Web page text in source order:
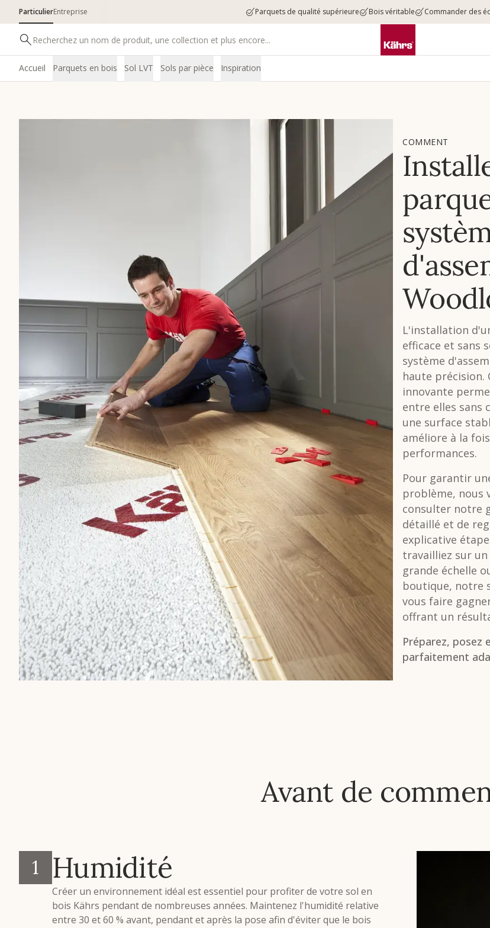
ParticulierEntreprise Parquets de qualité supérieure Bois véritable Commander des
Accueil Parquets en bois Sol LVT Sols par pièce Inspiration
COMMENT
L'installation
efficace et sans
système
haute précision.
innovante
entre elles sans
une surface
améliore à la
performances.
Pour garantir
problème, nous
consulter notre
détaillé et de
explicative
travailliez sur
grande échelle
boutique, notre
vous faire
offrant un
Préparez, posez
parfaitement
Avant de
1 Humidité
Créer un environnement idéal est essentiel pour profiter de votre sol en
bois Kährs pendant de nombreuses années. Maintenez l'humidité relative
entre 30 et 60 % avant, pendant et après la pose afin d'éviter que le bois